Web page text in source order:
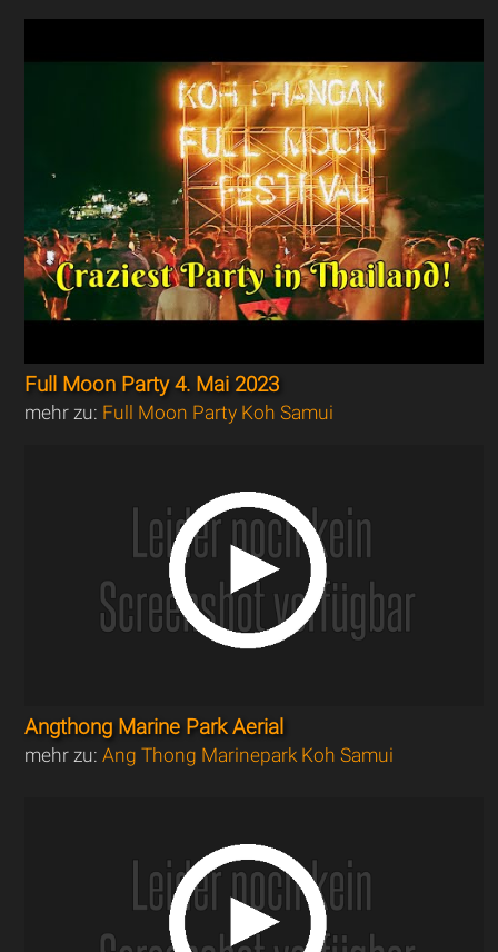
Full Moon Party 4. Mai 2023
mehr zu: Full Moon Party Koh Samui
Angthong Marine Park Aerial
mehr zu:Ang Thong Marinepark Koh Samui